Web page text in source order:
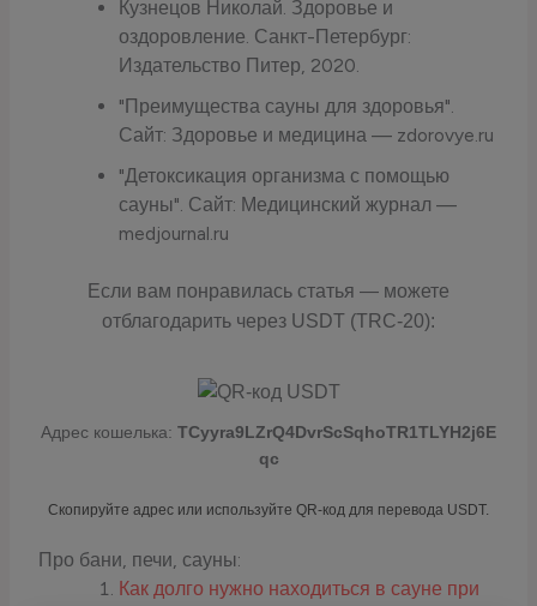
Кузнецов Николай. Здоровье и
оздоровление. Санкт-Петербург:
Издательство Питер, 2020.
"Преимущества сауны для здоровья".
Сайт: Здоровье и медицина — zdorovye.ru
"Детоксикация организма с помощью
сауны". Сайт: Медицинский журнал —
medjournal.ru
Если вам понравилась статья — можете
отблагодарить через USDT (TRC-20):
Адрес кошелька: TCyyra9LZrQ4DvrScSqhoTR1TLYH2j6E
qc
Скопируйте адрес или используйте QR-код для перевода USDT.
Про бани, печи, сауны:
Как долго нужно находиться в сауне при